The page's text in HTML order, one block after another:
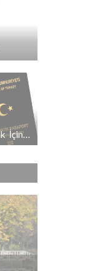
Üsküp Vize İstiyor Mu? Üsküp’e Gitmek İçin Vize Gerekli Mi?